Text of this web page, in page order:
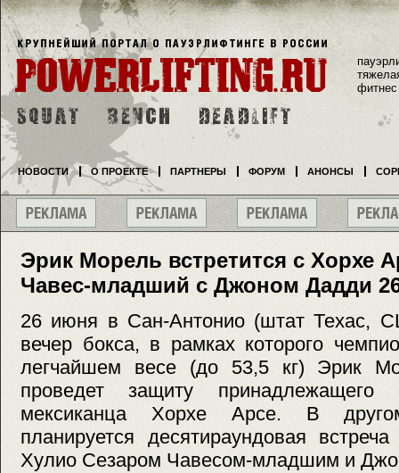
Эрик Морель встретится с Хорхе
Чавес-младший с Джоном Дадди
26 июня в Сан-Антонио (штат Техас,
вечер бокса, в рамках которого
легчайшем весе (до 53,5 кг) Эрик
проведет защиту
мексиканца Хорхе Арсе. В
планируется десятираундовая
Хулио Сезаром Чавесом-младшим и
фитнес
НОВОСТИ О ПРОЕКТЕ ПАРТНЕРЫ ФОРУМ АНОНСЫ